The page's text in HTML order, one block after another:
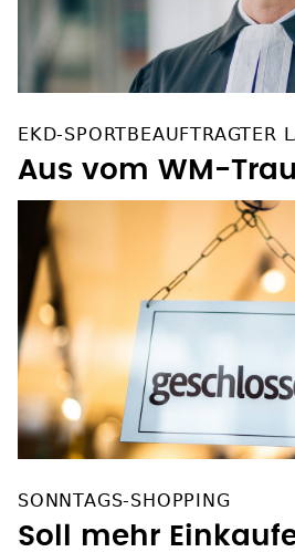
EKD-SPORTBEAUFTRAGTER
Aus vom WM-
SONNTAGS-SHOPPING
Soll mehr